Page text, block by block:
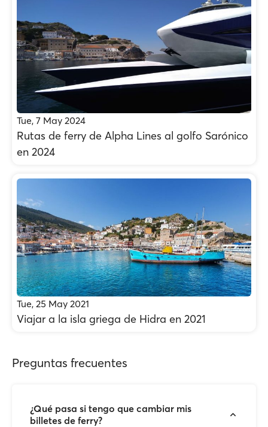
Tue, 7 May 2024
Rutas de ferry de Alpha Lines al golfo Sarónico
en 2024
Tue, 25 May 2021
Viajar a la isla griega de Hidra en 2021
Preguntas frecuentes
¿Qué pasa si tengo que cambiar mis
billetes de ferry?